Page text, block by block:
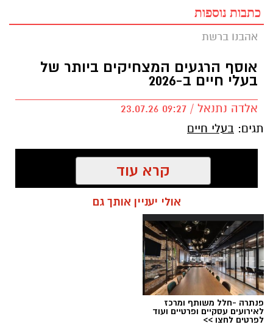
כתבות נוספות
אהבנו ברשת
אוסף הרגעים המצחיקים ביותר של
בעלי חיים ב-2026
אלדה נתנאל / 09:27 23.07.26
תגים: בעלי חיים
קרא עוד
אולי יעניין אותך גם
פנתרה -חלל משותף ומרכז
לאירועים עסקיים ופרטיים ועוד
לפרטים לחצו >>